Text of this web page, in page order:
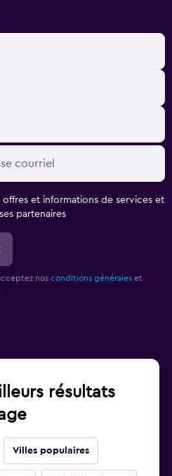
et informations de services et
partenaires
nos conditions générales et
résultats
Villes populaires